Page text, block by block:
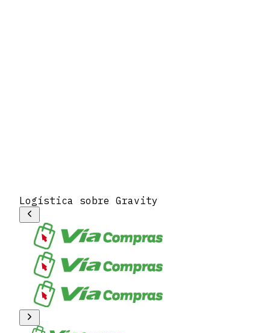
Logística sobre Gravity